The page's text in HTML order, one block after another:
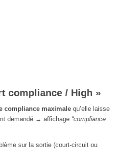
compliance / High »
compliance maximale qu’elle laisse
demandé → affichage “compliance
sur la sortie (court-circuit ou